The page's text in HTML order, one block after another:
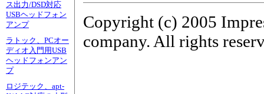
ス出力/DSD対応
USBヘッドフォン
アンプ
ラトック、PCオー
ディオ入門用USB
ヘッドフォンアン
プ
ロジテック、apt-
Copyright (c) 2005
company. All rights